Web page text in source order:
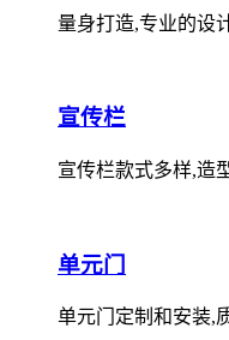
量身打造,专业的设
宣传栏
宣传栏款式多样,造
单元门
单元门定制和安装,